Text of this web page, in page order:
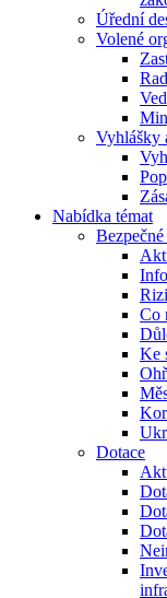
Úřední
Volené
Vyhlášky
Nabídka témat
Co
Ke
Dotace